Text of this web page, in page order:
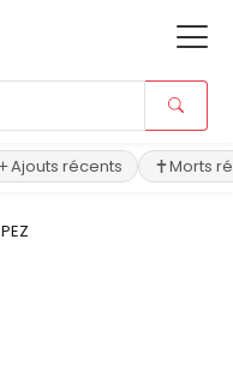
Ajouts récents Morts
PEZ